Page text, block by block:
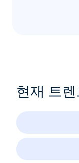
현재 트